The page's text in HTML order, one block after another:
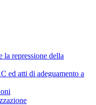
la repressione della
ed atti di adeguamento a